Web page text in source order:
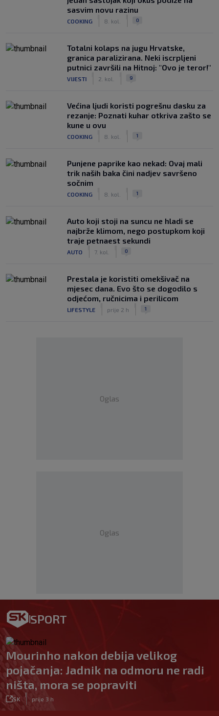
sasvim novu razinu
COOKING 8. kol. 0
Totalni kolaps na jugu Hrvatske,
granica paralizirana. Neki iscrpljeni
putnici završili na Hitnoj: "Ovo je teror!"
VIJESTI 2. kol. 9
Većina ljudi koristi pogrešnu dasku za
rezanje: Poznati kuhar otkriva zašto se
kune u ovu
COOKING 8. kol. 1
Punjene paprike kao nekad: Ovaj mali
trik naših baka čini nadjev savršeno
sočnim
COOKING 8. kol. 1
Auto koji stoji na suncu ne hladi se
najbrže klimom, nego postupkom koji
traje petnaest sekundi
AUTO 7. kol. 0
Prestala je koristiti omekšivač na
mjesec dana. Evo što se dogodilo s
odjećom, ručnicima i perilicom
LIFESTYLE prije 2 h 1
Oglas
Oglas
SPORT
Mourinho nakon debija velikog
pojačanja: Jadnik na odmoru ne radi
ništa, mora se popraviti
SK prije 3 h